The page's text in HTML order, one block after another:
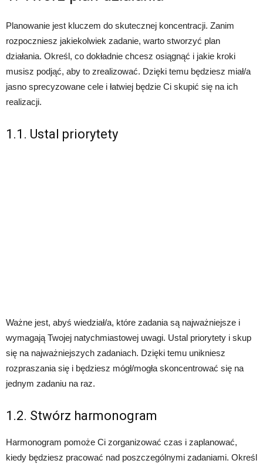
Planowanie jest kluczem do skutecznej koncentracji. Zanim
rozpoczniesz jakiekolwiek zadanie, warto stworzyć plan
działania. Określ, co dokładnie chcesz osiągnąć i jakie kroki
musisz podjąć, aby to zrealizować. Dzięki temu będziesz miał/a
jasno sprecyzowane cele i łatwiej będzie Ci skupić się na ich
realizacji.
1.1. Ustal priorytety
Ważne jest, abyś wiedział/a, które zadania są najważniejsze i
wymagają Twojej natychmiastowej uwagi. Ustal priorytety i skup
się na najważniejszych zadaniach. Dzięki temu unikniesz
rozpraszania się i będziesz mógł/mogła skoncentrować się na
jednym zadaniu na raz.
1.2. Stwórz harmonogram
Harmonogram pomoże Ci zorganizować czas i zaplanować,
kiedy będziesz pracować nad poszczególnymi zadaniami. Określ